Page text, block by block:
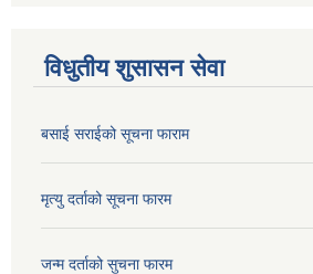
विधुतीय शुसासन सेवा
बसाई सराईको सूचना फाराम
मृत्यु दर्ताको सूचना फारम
जन्म दर्ताको सुचना फारम